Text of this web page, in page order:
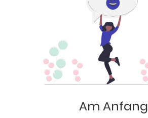
Am Anfang